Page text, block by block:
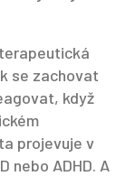
se zachovat
když
projevuje v
nebo ADHD. A